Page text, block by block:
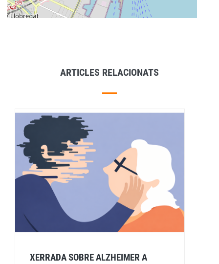
ARTICLES RELACIONATS
XERRADA SOBRE ALZHEIMER A